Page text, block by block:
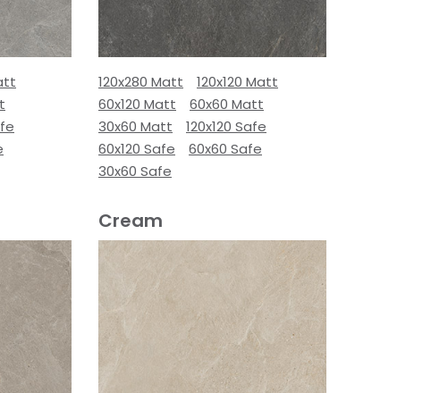
120x280 Matt
120x120 Matt
60x120 Matt
60x60 Matt
30x60 Matt
120x120 Safe
60x120 Safe
60x60 Safe
30x60 Safe
Cream